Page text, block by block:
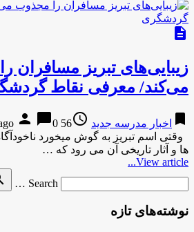
description
زیبایی‌های تبریز مسافران
می‌کند/ معرفی نقاط
bookmark اخبار مدرسه جدید access_time
56 years ago
person chat_bubble0
وقتی اسم تبریز به گوش میخورد
ها و آثار تاریخی آن می رود که …
View article...
Search …
نوشته‌های تازه